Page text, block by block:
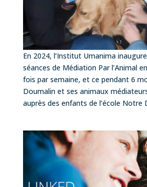
En 2024, l’Institut Umanima
séances de Médiation Par l’Animal
fois par semaine, et ce pendant 6
Doumalin et ses animaux
auprès des enfants de l’école Notre